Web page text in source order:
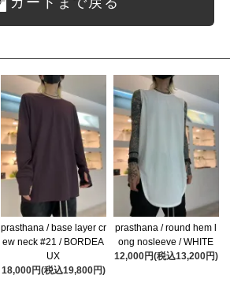
prasthana / base layer cr
ew neck #21 / BORDEA
UX
18,000円(税込19,800円)
prasthana / round hem l
ong nosleeve / WHITE
12,000円(税込13,200円)